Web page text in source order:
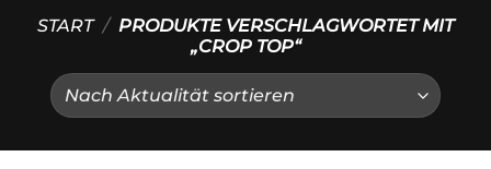
START / PRODUKTE VERSCHLAGWORTET MIT
„CROP TOP“